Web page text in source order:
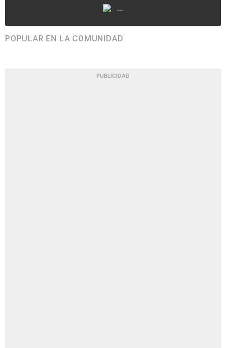
...
POPULAR EN LA COMUNIDAD
PUBLICIDAD